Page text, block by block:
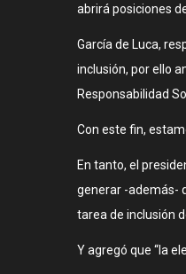
abrirá posiciones
García de Luca,
inclusión, por ello
Responsabilidad
Con este fin,
En tanto, el
generar -además-
tarea de inclusión
Y agregó que “la